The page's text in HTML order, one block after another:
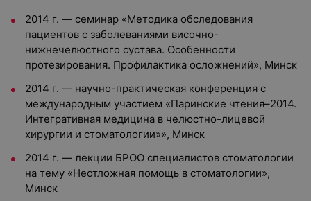
2014 г. — семинар «Методика обследования
пациентов с заболеваниями височно-
нижнечелюстного сустава. Особенности
протезирования. Профилактика осложнений», Минск
2014 г. — научно-практическая конференция с
международным участием «Паринские чтения–2014.
Интегративная медицина в челюстно-лицевой
хирургии и стоматологии»», Минск
2014 г. — лекции БРОО специалистов стоматологии
на тему «Неотложная помощь в стоматологии»,
Минск